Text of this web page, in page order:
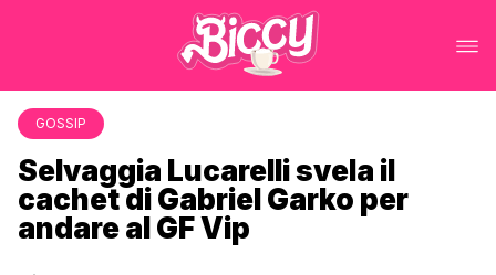
GOSSIP
Selvaggia Lucarelli svela il
cachet di Gabriel Garko per
andare al GF Vip